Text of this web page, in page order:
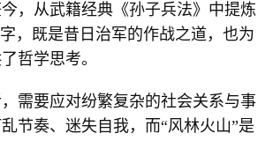
，从武籍经典《孙子兵法》中提炼
，既是昔日治军的作战之道，也为
哲学思考。
需要应对纷繁复杂的社会关系与事
节奏、迷失自我，而“风林火山”是